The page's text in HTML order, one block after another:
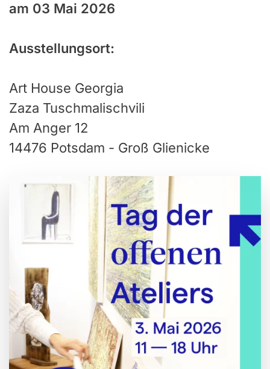
am 03 Mai 2026
Ausstellungsort:
Art House Georgia
Zaza Tuschmalischvili
Am Anger 12
14476 Potsdam - Groß Glienicke